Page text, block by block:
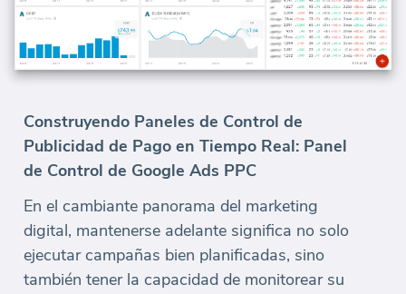
Construyendo Paneles de Control de
Publicidad de Pago en Tiempo Real: Panel
de Control de Google Ads PPC
En el cambiante panorama del marketing
digital, mantenerse adelante significa no solo
ejecutar campañas bien planificadas, sino
también tener la capacidad de monitorear su